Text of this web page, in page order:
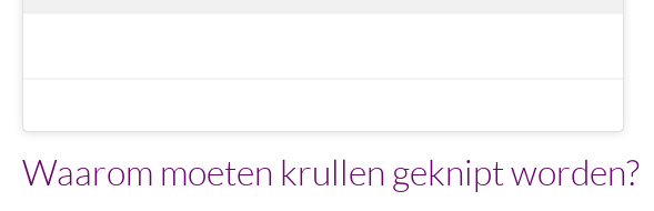
Waarom moeten krullen geknipt worden?